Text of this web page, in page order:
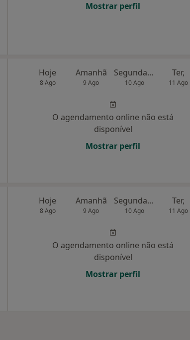
Mostrar perfil
Hoje
8 Ago
Amanhã
9 Ago
Segunda-feira
10 Ago
Ter,
11 Ago
O agendamento online não está
disponível
Mostrar perfil
Hoje
8 Ago
Amanhã
9 Ago
Segunda-feira
10 Ago
Ter,
11 Ago
O agendamento online não está
disponível
Mostrar perfil